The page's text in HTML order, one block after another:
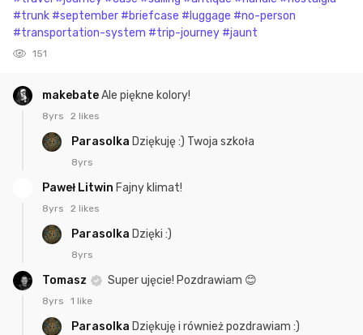
#trunk #september #briefcase #luggage #no-person
#transportation-system #trip-journey #jaunt
151
makebateAle piękne kolory!
8yrs 2 likes
Parasolka Dziękuję :) Twoja szkoła
8yrs
Paweł Litwin Fajny klimat!
8yrs 2 likes
Parasolka Dzięki :)
8yrs
Tomasz Super ujęcie! Pozdrawiam 😊
8yrs 1 like
Parasolka Dziękuję i również pozdrawiam :)